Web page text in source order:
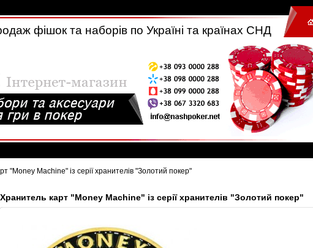
фішок та наборів по Україні та країнах СНД
"Money Machіne" із серії хранителів "Золотий покер"
Хранитель карт "Money Machіne" із серії хранителів "Золотий покер"